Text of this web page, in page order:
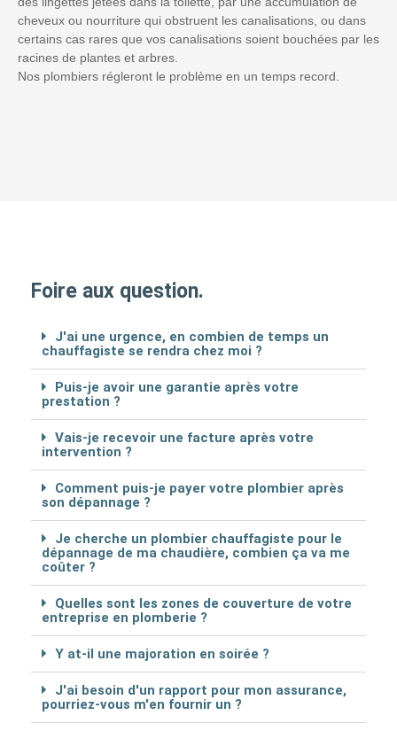
cheveux ou nourriture qui obstruent les canalisations, ou dans
certains cas rares que vos canalisations soient bouchées par les
racines de plantes et arbres.
Nos plombiers régleront le problème en un temps record.
Foire aux question.
J'ai une urgence, en combien de temps un
chauffagiste se rendra chez moi ?
Puis-je avoir une garantie après votre
prestation ?
Vais-je recevoir une facture après votre
intervention ?
Comment puis-je payer votre plombier après
son dépannage ?
Je cherche un plombier chauffagiste pour le
dépannage de ma chaudière, combien ça va me
coûter ?
Quelles sont les zones de couverture de votre
entreprise en plomberie ?
Y at-il une majoration en soirée ?
J'ai besoin d'un rapport pour mon assurance,
pourriez-vous m'en fournir un ?